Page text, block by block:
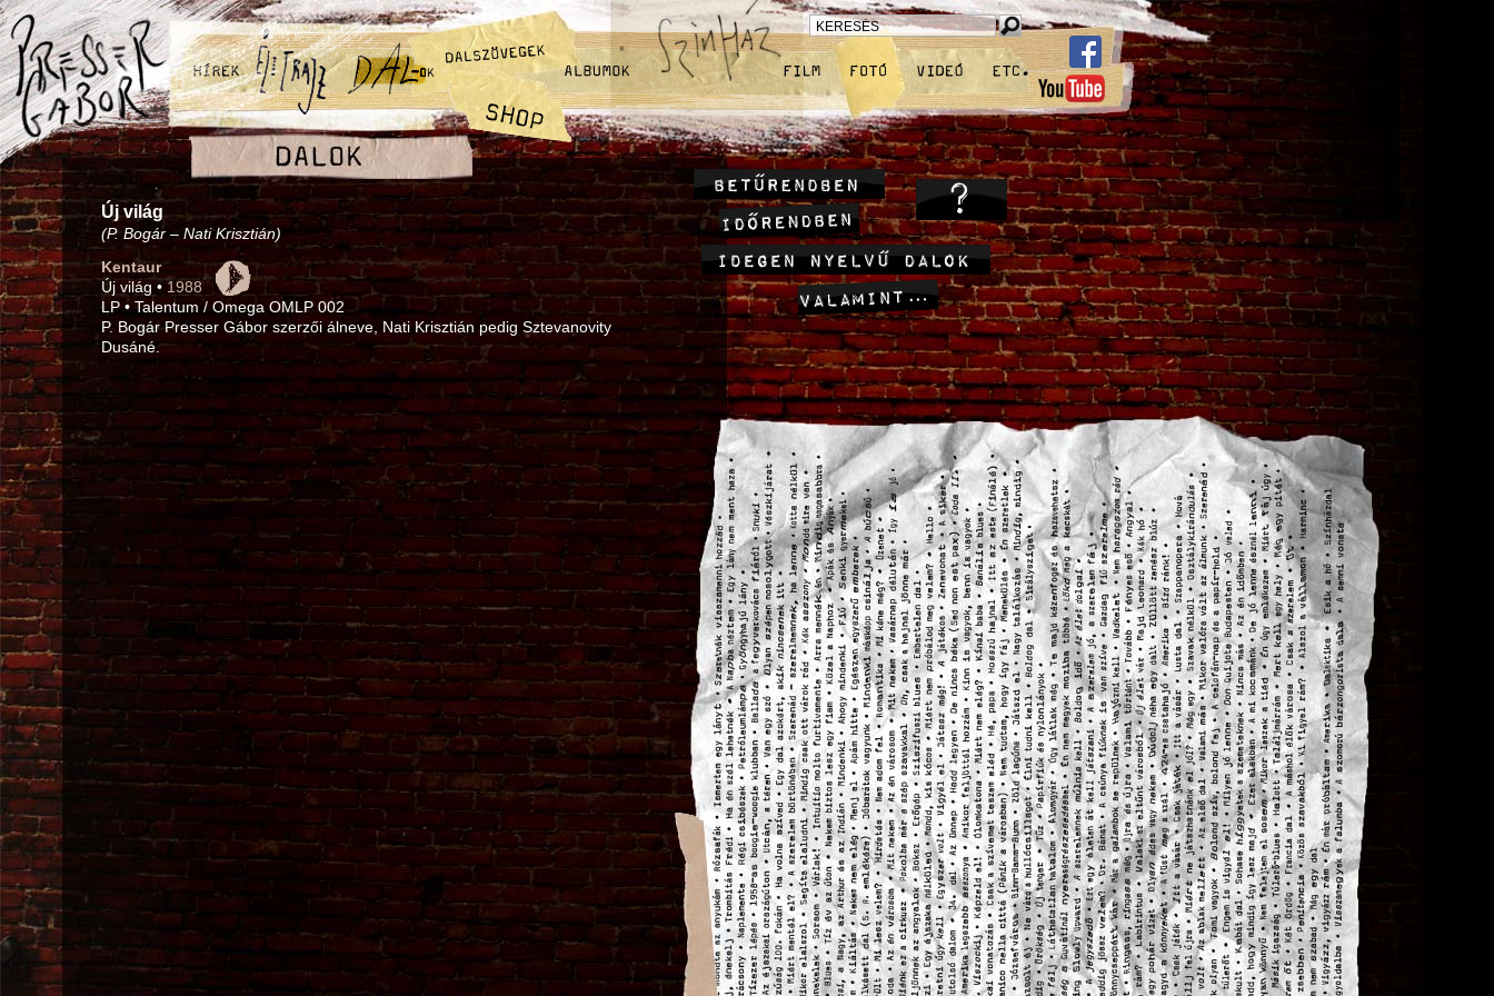
Új világ
(P. Bogár – Nati Krisztián)
Kentaur
Új világ • 1988
LP • Talentum / Omega OMLP 002
P. Bogár Presser Gábor szerzői álneve, Nati Krisztián pedig Sztevanovity
Dusáné.